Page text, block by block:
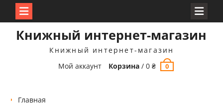
Книжный интернет-магазин
Книжный интернет-магазин
Мой аккаунт
Корзина /0₴ 0
Главная